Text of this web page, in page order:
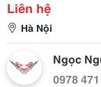
Liên hệ
Hà Nội
Ngọc
0978